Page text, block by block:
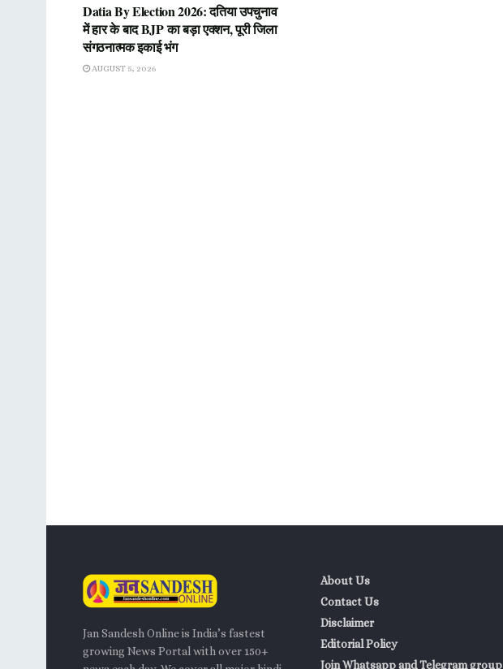
Datia By Election 2026: दतिया उपचुनाव
में हार के बाद BJP का बड़ा एक्शन, पूरी जिला
संगठनात्मक इकाई भंग
AUGUST 5, 2026
Jan Sandesh Online is India’s fastest
growing News Portal with over 150+
About Us
Contact Us
Disclaimer
Editorial Policy
Join Whatsapp and Telegram group